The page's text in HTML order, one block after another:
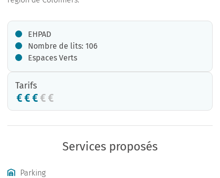
EHPAD
Nombre de lits: 106
Espaces Verts
Tarifs
Services proposés
Parking